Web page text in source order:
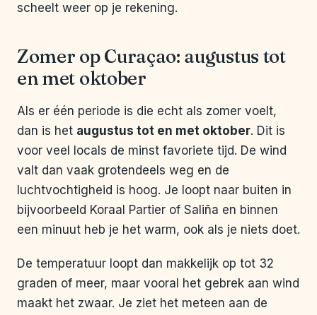
scheelt weer op je rekening.
Zomer op Curaçao: augustus tot
en met oktober
Als er één periode is die echt als zomer voelt,
dan is het augustus tot en met oktober. Dit is
voor veel locals de minst favoriete tijd. De wind
valt dan vaak grotendeels weg en de
luchtvochtigheid is hoog. Je loopt naar buiten in
bijvoorbeeld Koraal Partier of Saliña en binnen
een minuut heb je het warm, ook als je niets doet.
De temperatuur loopt dan makkelijk op tot 32
graden of meer, maar vooral het gebrek aan wind
maakt het zwaar. Je ziet het meteen aan de